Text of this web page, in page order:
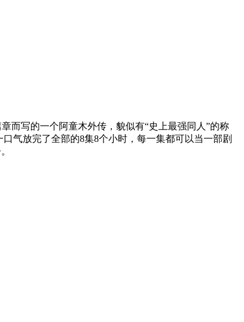
而写的一个阿童木外传，貌似有“史上最强同人”的称
气放完了全部的8集8个小时，每一集都可以当一部剧